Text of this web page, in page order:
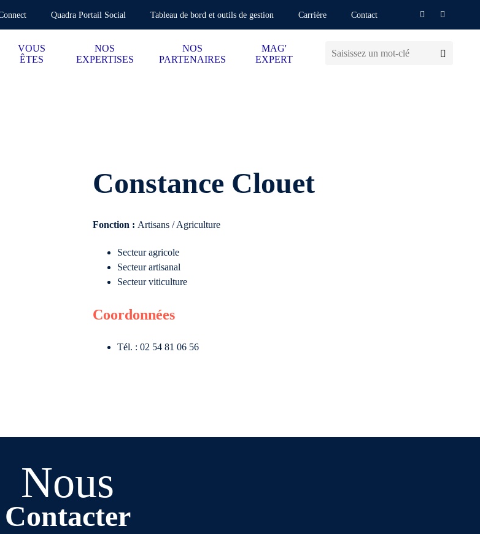
Quadra Portail Social Tableau de bord et outils de gestion Carrière Contact
VOUS
ÊTES
NOS
EXPERTISES
NOS
PARTENAIRES
MAG'
EXPERT
Constance Clouet
Fonction : Artisans / Agriculture
Secteur agricole
Secteur artisanal
Secteur viticulture
Coordonnées
Tél. : 02 54 81 06 56
Nous
Contacter